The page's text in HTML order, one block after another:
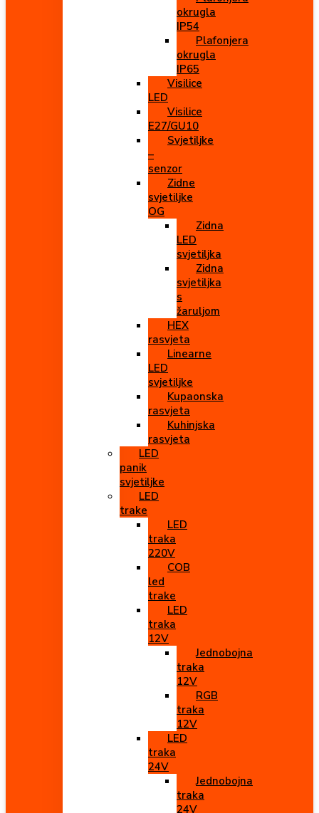
okrugla
IP54
Plafonjera
okrugla
IP65
Visilice
LED
Visilice
E27/GU10
Svjetiljke
–
senzor
Zidne
svjetiljke
OG
Zidna
LED
svjetiljka
Zidna
svjetiljka
s
žaruljom
HEX
rasvjeta
Linearne
LED
svjetiljke
Kupaonska
rasvjeta
Kuhinjska
rasvjeta
LED
panik
svjetiljke
LED
trake
LED
traka
220V
COB
led
trake
LED
traka
12V
Jednobojna
traka
12V
RGB
traka
12V
LED
traka
24V
Jednobojna
traka
24V